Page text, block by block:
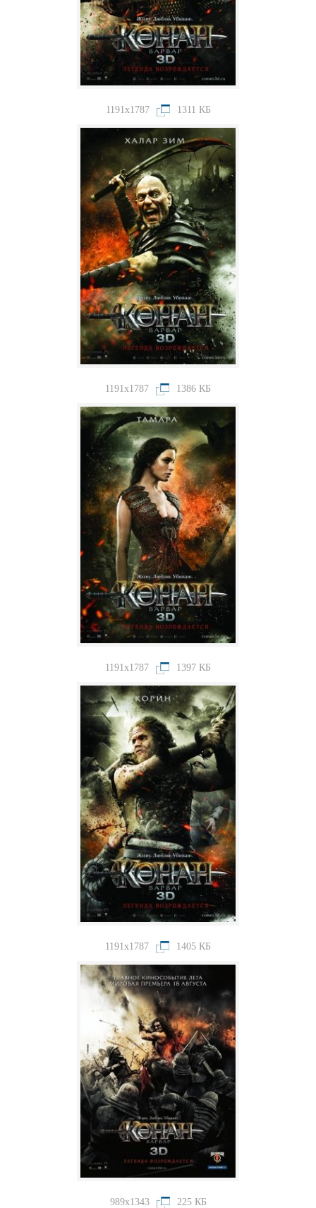
1191x1787 1311 КБ
1191x1787 1386 КБ
1191x1787 1397 КБ
1191x1787 1405 КБ
989x1343 225 КБ